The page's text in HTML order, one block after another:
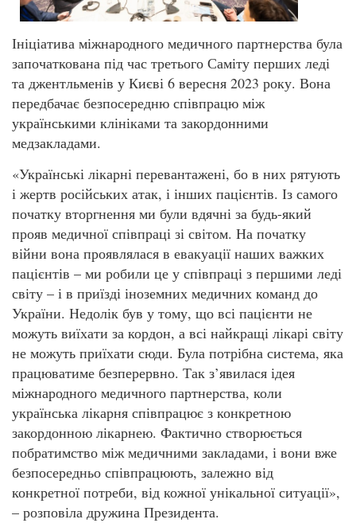
Ініціатива міжнародного медичного партнерства була
започаткована під час третього Саміту перших леді
та джентльменів у Києві 6 вересня 2023 року. Вона
передбачає безпосередню співпрацю між
українськими клініками та закордонними
медзакладами.
«Українські лікарні перевантажені, бо в них рятують
і жертв російських атак, і інших пацієнтів. Із самого
початку вторгнення ми були вдячні за будь-який
прояв медичної співпраці зі світом. На початку
війни вона проявлялася в евакуації наших важких
пацієнтів – ми робили це у співпраці з першими леді
світу – і в приїзді іноземних медичних команд до
України. Недолік був у тому, що всі пацієнти не
можуть виїхати за кордон, а всі найкращі лікарі світу
не можуть приїхати сюди. Була потрібна система, яка
працюватиме безперервно. Так з’явилася ідея
міжнародного медичного партнерства, коли
українська лікарня співпрацює з конкретною
закордонною лікарнею. Фактично створюється
побратимство між медичними закладами, і вони вже
безпосередньо співпрацюють, залежно від
конкретної потреби, від кожної унікальної ситуації»,
– розповіла дружина Президента.